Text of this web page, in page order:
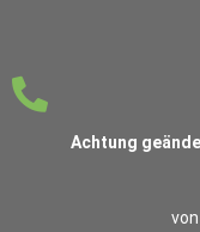
Achtung